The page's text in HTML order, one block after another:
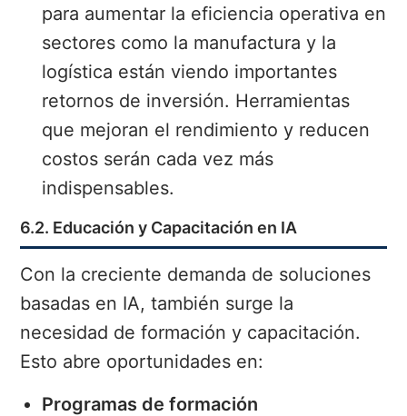
para aumentar la eficiencia operativa en
sectores como la manufactura y la
logística están viendo importantes
retornos de inversión. Herramientas
que mejoran el rendimiento y reducen
costos serán cada vez más
indispensables.
6.2. Educación y Capacitación en IA
Con la creciente demanda de soluciones
basadas en IA, también surge la
necesidad de formación y capacitación.
Esto abre oportunidades en:
Programas de formación